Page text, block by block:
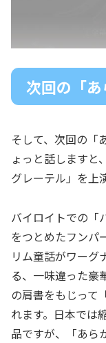
次回の「あ
そして、次回の「
ょっと話しますと
グレーテル」を上
バイロイトでの「
をつとめたフンパ
リム童話がワーグ
る、一味違った豪
の肩書をもじって
れます。日本では
品ですが、「あら